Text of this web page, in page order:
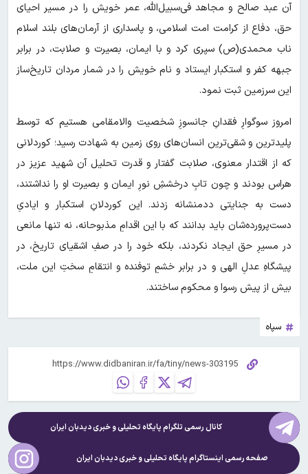
آن عبد صالح و مجاهد فی‌سبیل‌الله، عمر خویش را در مسیر احیای
حق، دفاع از کرامت امت اسلامی، و پاسداری از آرمان‌های بلند اسلام
ناب محمدی(ص) سپری کرد و با ایمان، بصیرت و صلابت، در برابر
جبهه کفر و استکبار ایستاد و نام خویش را در شمار مردان تاریخ‌ساز
این سرزمین ثبت نمود.
امروز سوگوارِ فقدانِ جانسوزِ شخصیت والامقامی هستیم که توسط
پلیدترین و شقی‌ترین انسان‌های روی زمین به شهادت رسید؛ کوردلانی
که از اقتدار معنوی، صلابت گفتار و قدرت تحلیل آن شهید عزیز در
هراس بودند و چون تابِ درخششِ نورِ ایمان و بصیرت او را نداشتند،
دست به جنایتی ددمنشانه زدند. این کوردلانِ استکبار و ایادیِ
دست‌پرورده‌شان باید بدانند که با این اقدامِ مذبوحانه، نه تنها مانعی
در مسیرِ حق ایجاد نکردند، بلکه خود را در صفِ اشقیای تاریخ، در
پیشگاهِ عدلِ الهی و در برابر خشمِ توفنده و انتقامِ سختِ این ملت،
بیش از پیش رسوا و محکوم ساختند.
سپاه
کانال رسمی تلگرام پایگاه تحلیلی و خبریدیدبان ایران
صفحه رسمی اینستاگرام پایگاه تحلیلی و خبریدیدبان ایران